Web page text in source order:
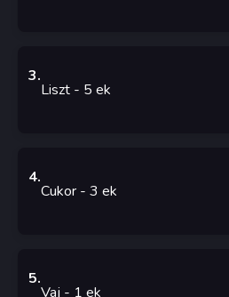
3.
Liszt - 5 ek
4.
Cukor - 3 ek
5.
Vaj - 1 ek